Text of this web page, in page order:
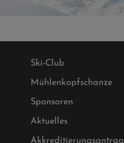
Ski-Club
Mühlenkopfschanze
Sponsoren
Aktuelles
Akkreditierungsantrag